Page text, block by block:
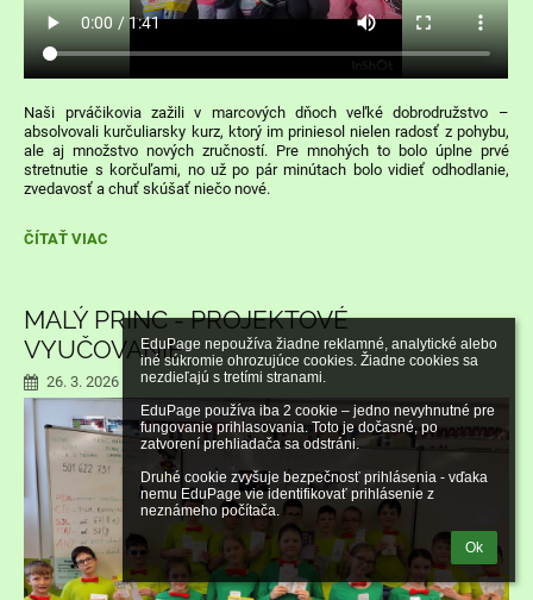
EduPage nepoužíva žiadne reklamné, analytické alebo
iné súkromie ohrozujúce cookies. Žiadne cookies sa
nezdieľajú s tretími stranami.
EduPage používa iba 2 cookie – jedno nevyhnutné pre
fungovanie prihlasovania. Toto je dočasné, po
zatvorení prehliadača sa odstráni.
Druhé cookie zvyšuje bezpečnosť prihlásenia - vďaka
nemu EduPage vie identifikovať prihlásenie z
neznámeho počítača.
Ok
Naši prváčikovia zažili v marcových dňoch veľké dobrodružstvo –
absolvovali kurčuliarsky kurz, ktorý im priniesol nielen radosť z pohybu,
ale aj množstvo nových zručností. Pre mnohých to bolo úplne prvé
stretnutie s korčuľami, no už po pár minútach bolo vidieť odhodlanie,
zvedavosť a chuť skúšať niečo nové.
KORČULIARSKY
ČÍTAŤ VIAC
MALÝ PRINC - PROJEKTOVÉ
VYUČOVANIE
26. 3. 2026